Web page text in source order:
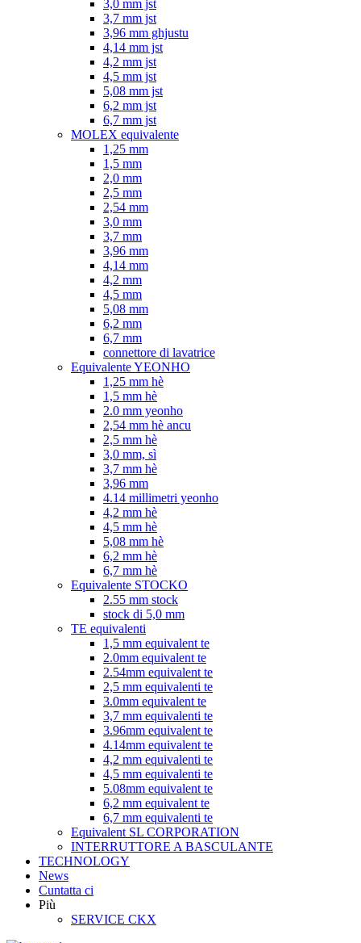
3,0 mm jst
3,7 mm jst
3,96 mm ghjustu
4,14 mm jst
4,2 mm jst
4,5 mm jst
5,08 mm jst
6,2 mm jst
6,7 mm jst
MOLEX equivalente
1,25 mm
1,5 mm
2,0 mm
2,5 mm
2,54 mm
3,0 mm
3,7 mm
3,96 mm
4,14 mm
4,2 mm
4,5 mm
5,08 mm
6,2 mm
6,7 mm
connettore di lavatrice
Equivalente YEONHO
1,25 mm hè
1,5 mm hè
2.0 mm yeonho
2,54 mm hè ancu
2,5 mm hè
3,0 mm, sì
3,7 mm hè
3,96 mm
4.14 millimetri yeonho
4,2 mm hè
4,5 mm hè
5,08 mm hè
6,2 mm hè
6,7 mm hè
Equivalente STOCKO
2.55 mm stock
stock di 5,0 mm
TE equivalenti
1,5 mm equivalent te
2.0mm equivalent te
2.54mm equivalent te
2,5 mm equivalenti te
3.0mm equivalent te
3,7 mm equivalenti te
3.96mm equivalent te
4.14mm equivalent te
4,2 mm equivalenti te
4,5 mm equivalenti te
5.08mm equivalent te
6,2 mm equivalent te
6,7 mm equivalenti te
Equivalent SL CORPORATION
INTERRUTTORE A BASCULANTE
TECHNOLOGY
News
Cuntatta ci
Più
SERVICE CKX